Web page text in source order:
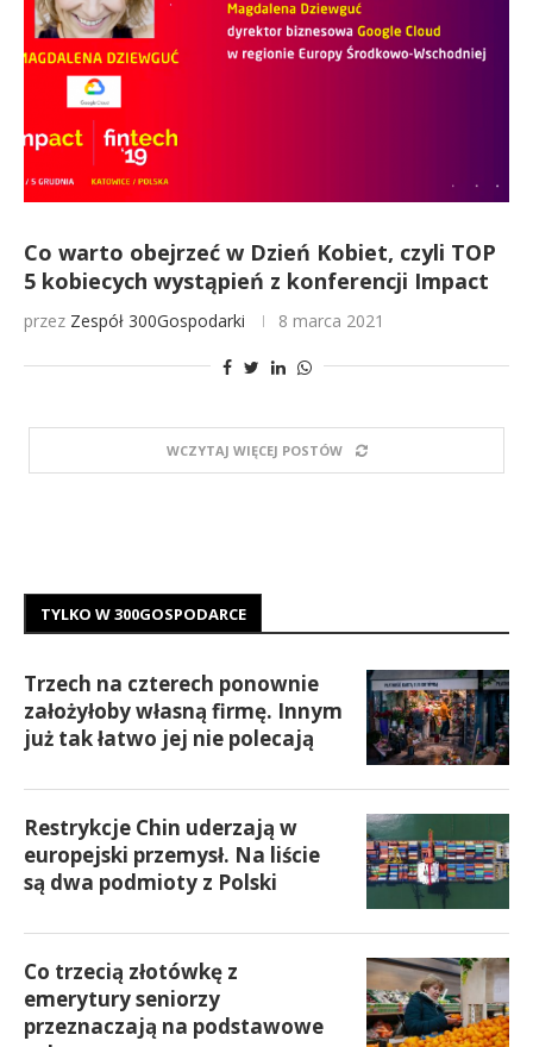
Co warto obejrzeć w Dzień Kobiet, czyli TOP
5 kobiecych wystąpień z konferencji Impact
przez Zespół 300Gospodarki 8 marca 2021
WCZYTAJ WIĘCEJ POSTÓW
TYLKO W 300GOSPODARCE
Trzech na czterech ponownie
założyłoby własną firmę. Innym
już tak łatwo jej nie polecają
Restrykcje Chin uderzają w
europejski przemysł. Na liście
są dwa podmioty z Polski
Co trzecią złotówkę z
emerytury seniorzy
przeznaczają na podstawowe